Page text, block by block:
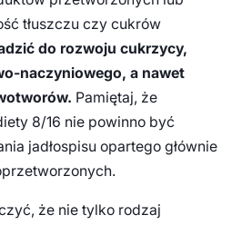
tłuszczu czy cukrów
do rozwoju cukrzycy,
naczyniowego, a nawet
Pamiętaj, że
8/16 nie powinno być
jadłospisu opartego głównie
że nie tylko rodzaj